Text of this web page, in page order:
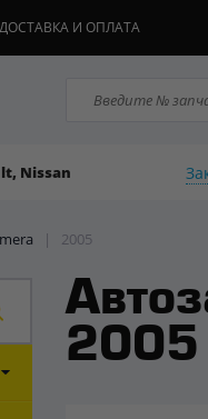
ДОСТАВКА И ОПЛАТА
Nissan
| 2005
2005